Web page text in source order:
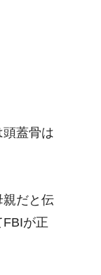
蓋骨は
親だと伝
が正